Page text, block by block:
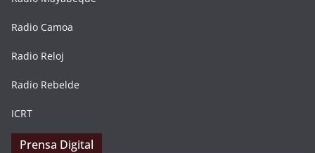
Radio Camoa
Radio Reloj
Radio Rebelde
ICRT
Prensa Digital